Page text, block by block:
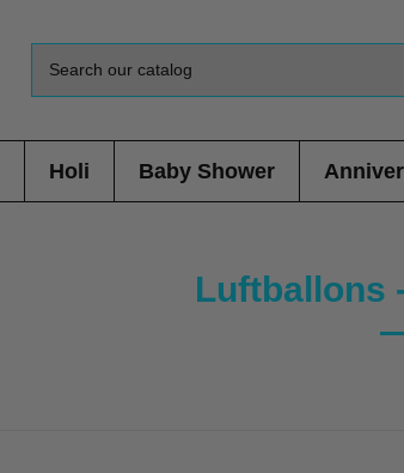
Holi Baby Shower
Luftballons